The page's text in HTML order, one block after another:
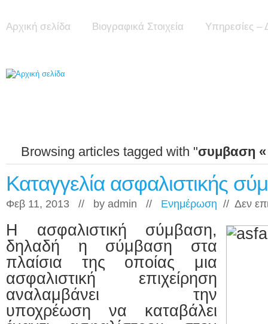
Αρχική σελίδα Βιογραφικά Στοιχεία Υπηρεσίες –
Browsing articles tagged with "συμβαση
Καταγγελία ασφαλιστικής
Φεβ 11, 2013 // by admin // Ενημέρωση // Δεν
Η ασφαλιστική σύμβαση,
δηλαδή η σύμβαση στα
πλαίσια της οποίας μια
ασφαλιστική επιχείρηση
αναλαμβάνει την
υποχρέωση να καταβάλει